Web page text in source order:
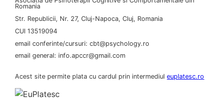
Romania
Str. Republicii, Nr. 27, Cluj-Napoca, Cluj, Romania
CUI 13519094
email conferinte/cursuri: cbt@psychology.ro
email general: info.apccr@gmail.com
Acest site permite plata cu cardul prin intermediuleuplatesc.ro